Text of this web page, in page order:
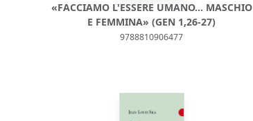
«FACCIAMO L'ESSERE UMANO… MASCHIO
E FEMMINA» (GEN 1,26-27)
9788810906477